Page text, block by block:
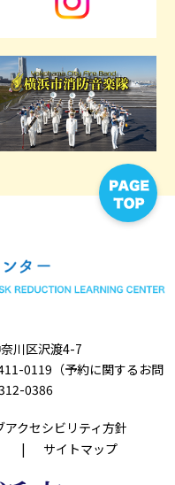
川区沢渡4-7
0119（予約に関するお問
0386
アクセシビリティ方針
サイトマップ